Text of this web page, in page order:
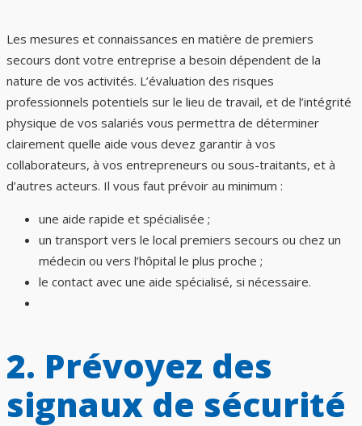
Les mesures et connaissances en matière de premiers
secours dont votre entreprise a besoin dépendent de la
nature de vos activités. L’évaluation des risques
professionnels potentiels sur le lieu de travail, et de l’intégrité
physique de vos salariés vous permettra de déterminer
clairement quelle aide vous devez garantir à vos
collaborateurs, à vos entrepreneurs ou sous-traitants, et à
d’autres acteurs. Il vous faut prévoir au minimum :
une aide rapide et spécialisée ;
un transport vers le local premiers secours ou chez un
médecin ou vers l’hôpital le plus proche ;
le contact avec une aide spécialisé, si nécessaire.
2. Prévoyez des
signaux de sécurité